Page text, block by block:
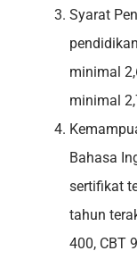
Syarat
minimal
minimal
Bahasa
sertifikat
tahun
400, CBT